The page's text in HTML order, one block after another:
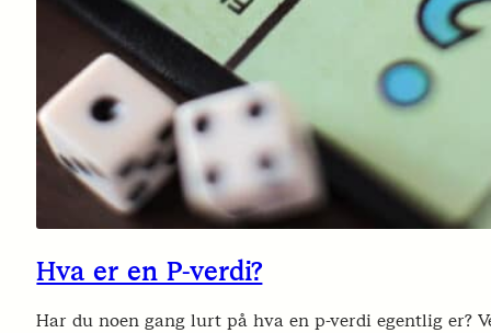
Hva er en P-verdi?
Har du noen gang lurt på hva en p-verdi egentlig